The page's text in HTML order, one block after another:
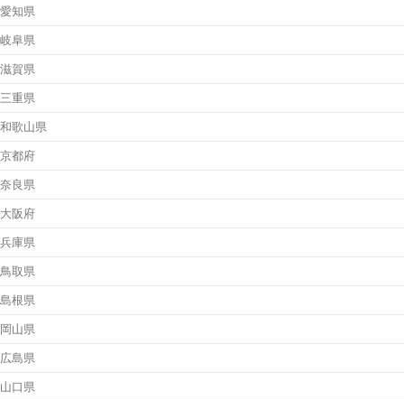
愛知県
岐阜県
滋賀県
三重県
和歌山県
京都府
奈良県
大阪府
兵庫県
鳥取県
島根県
岡山県
広島県
山口県